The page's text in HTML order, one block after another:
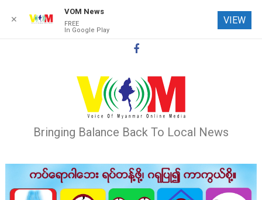
Bringing Balance Back To Local News
✕
VOM News
FREE
In Google Play
VIEW